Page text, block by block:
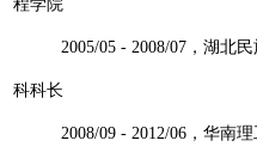
程学院
2005/05 - 2008/07 ，湖北
科科长
2008/09 - 2012/06 ，华南